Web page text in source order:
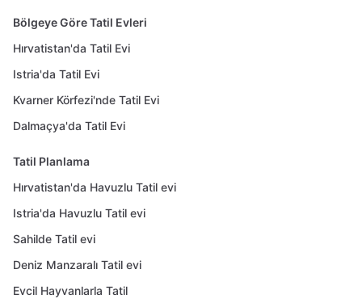
Bölgeye Göre Tatil Evleri
Hırvatistan'da Tatil Evi
Istria'da Tatil Evi
Kvarner Körfezi'nde Tatil Evi
Dalmaçya'da Tatil Evi
Tatil Planlama
Hırvatistan'da Havuzlu Tatil evi
Istria'da Havuzlu Tatil evi
Sahilde Tatil evi
Deniz Manzaralı Tatil evi
Evcil Hayvanlarla Tatil